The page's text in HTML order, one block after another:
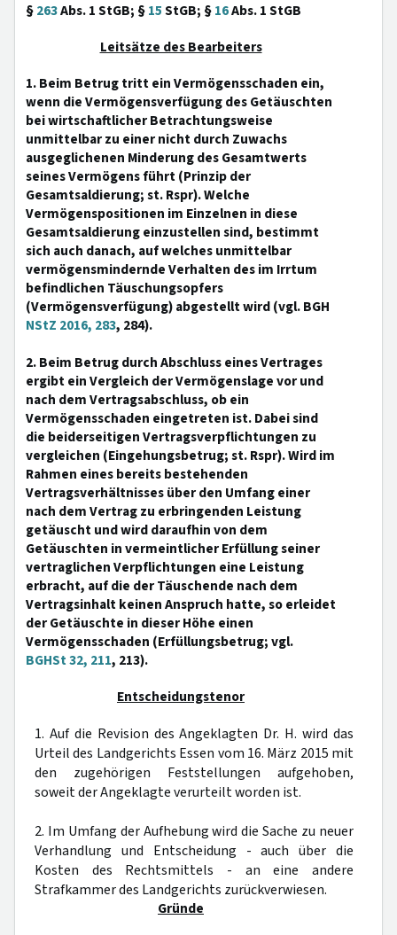
§263Abs. 1 StGB; §15StGB; §16Abs. 1 StGB
Leitsätze des Bearbeiters
1. Beim Betrug tritt ein Vermögensschaden ein,
wenn die Vermögensverfügung des Getäuschten
bei wirtschaftlicher Betrachtungsweise
unmittelbar zu einer nicht durch Zuwachs
ausgeglichenen Minderung des Gesamtwerts
seines Vermögens führt (Prinzip der
Gesamtsaldierung; st. Rspr). Welche
Vermögenspositionen im Einzelnen in diese
Gesamtsaldierung einzustellen sind, bestimmt
sich auch danach, auf welches unmittelbar
vermögensmindernde Verhalten des im Irrtum
befindlichen Täuschungsopfers
(Vermögensverfügung) abgestellt wird (vgl. BGH
NStZ 2016, 283, 284).
2. Beim Betrug durch Abschluss eines Vertrages
ergibt ein Vergleich der Vermögenslage vor und
nach dem Vertragsabschluss, ob ein
Vermögensschaden eingetreten ist. Dabei sind
die beiderseitigen Vertragsverpflichtungen zu
vergleichen (Eingehungsbetrug; st. Rspr). Wird im
Rahmen eines bereits bestehenden
Vertragsverhältnisses über den Umfang einer
nach dem Vertrag zu erbringenden Leistung
getäuscht und wird daraufhin von dem
Getäuschten in vermeintlicher Erfüllung seiner
vertraglichen Verpflichtungen eine Leistung
erbracht, auf die der Täuschende nach dem
Vertragsinhalt keinen Anspruch hatte, so erleidet
der Getäuschte in dieser Höhe einen
Vermögensschaden (Erfüllungsbetrug; vgl.
BGHSt 32, 211, 213).
Entscheidungstenor
1. Auf die Revision des Angeklagten Dr. H. wird das
Urteil des Landgerichts Essen vom 16. März 2015 mit
den zugehörigen Feststellungen aufgehoben,
soweit der Angeklagte verurteilt worden ist.
2. Im Umfang der Aufhebung wird die Sache zu neuer
Verhandlung und Entscheidung - auch über die
Kosten des Rechtsmittels - an eine andere
Strafkammer des Landgerichts zurückverwiesen.
Gründe